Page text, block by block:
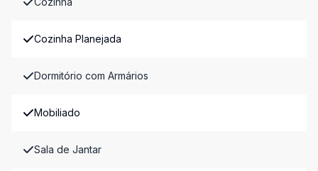
Cozinha Planejada
Dormitório com Armários
Mobiliado
Sala de Jantar